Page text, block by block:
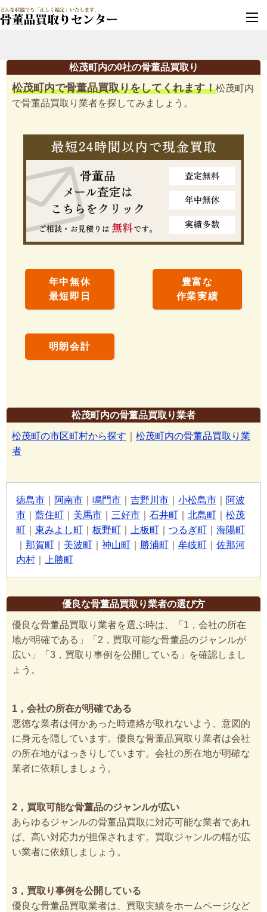
松茂町内の0社の骨董品買取り
松茂町内で骨董品買取りをしてくれます！松茂町内
で骨董品買取り業者を探してみましょう。
年中無休
最短即日
豊富な
作業実績
明朗会計
松茂町内の骨董品買取り業者
松茂町の市区町村から探す
松茂町内の骨董品買取り業
者
徳島市 阿南市 鳴門市 吉野川市 小松島市
阿波
市
藍住町 美馬市 三好市 石井町 北島町
松茂
町
東みよし町 板野町 上板町 つるぎ町
海陽町
那賀町 美波町 神山町 勝浦町 牟岐町
佐那河
内村
上勝町
優良な骨董品買取り業者の選び方
優良な骨董品買取り業者を選ぶ時は、「1，会社の所在
地が明確である」「2，買取可能な骨董品のジャンルが
広い」「3，買取り事例を公開している」を確認しまし
ょう。
1，会社の所在が明確である
悪徳な業者は何かあった時連絡が取れないよう、意図的
に身元を隠しています。優良な骨董品買取り業者は会社
の所在地がはっきりしています。会社の所在地が明確な
業者に依頼しましょう。
2，買取可能な骨董品のジャンルが広い
あらゆるジャンルの骨董品買取に対応可能な業者であれ
ば、高い対応力が担保されます。買取ジャンルの幅が広
い業者に依頼しましょう。
3，買取り事例を公開している
優良な骨董品買取業者は、買取実績をホームページなど